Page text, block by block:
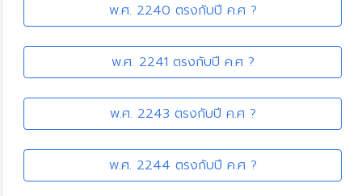
พ.ศ. 2240 ตรงกับปี ค.ศ ?
พ.ศ. 2241 ตรงกับปี ค.ศ ?
พ.ศ. 2243 ตรงกับปี ค.ศ ?
พ.ศ. 2244 ตรงกับปี ค.ศ ?